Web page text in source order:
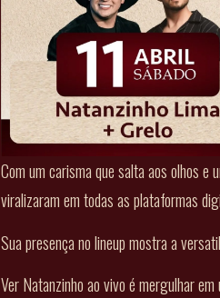
Com um carisma que salta aos olhos e
viralizaram em todas as plataformas
Sua presença no lineup mostra a
Ver Natanzinho ao vivo é mergulhar